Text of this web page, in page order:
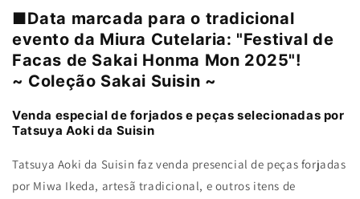
■Data marcada para o tradicional
evento da Miura Cutelaria: "Festival de
Facas de Sakai Honma Mon 2025"!
~ Coleção Sakai Suisin ~
Venda especial de forjados e peças selecionadas por
Tatsuya Aoki da Suisin
Tatsuya Aoki da Suisin faz venda presencial de peças forjadas
por Miwa Ikeda, artesã tradicional, e outros itens de